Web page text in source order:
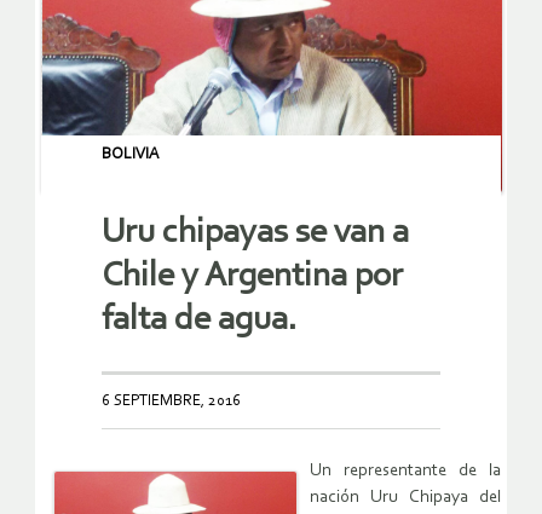
BOLIVIA
Uru chipayas se van a
Chile y Argentina por
falta de agua.
6 SEPTIEMBRE, 2016
Un representante de la
nación Uru Chipaya del